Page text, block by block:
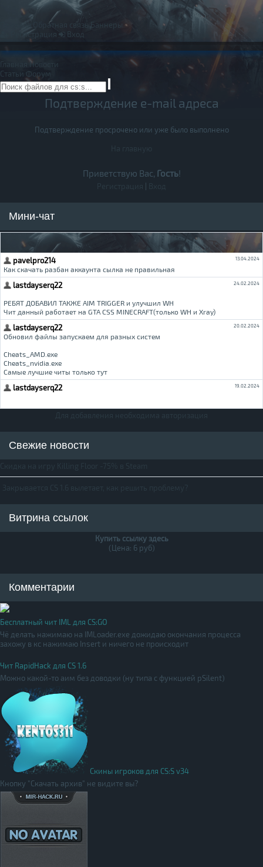
Обратная связь
Баннеры
Регистрация
Вход
Главная
Новости
Статьи Форум
Подтверждение e-mail адреса
Подтверждение просрочено или уже было выполнено
Приветствую Вас, Гость!
Мини-чат
Свежие новости
Витрина ссылок
Купить ссылку здесь
(Цена: 6 руб)
Комментарии
Бесплатный чит IML для CS:GO
Чё делать нажимаю на IMLoader.exe дожидаю окончания процесса
захожу в кс нажимаю Insert и ничего не происходит
Чит RapidHack для CS 1.6
Можно какой-то аим без доводки (ну типа с функцией pSilent)
Скины игроков для CS:S v34
Кнопку "Скачать архив" не видите вы?